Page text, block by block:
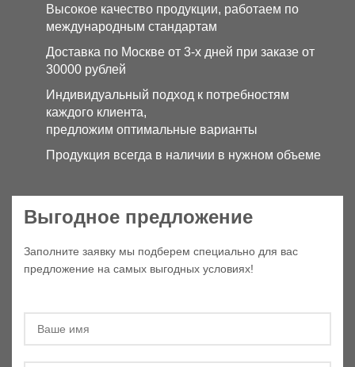
Высокое качество продукции, работаем по
международным стандартам
Доставка по Москве от 3-х дней при заказе от
30000 рублей
Индивидуальный подход к потребностям
каждого клиента,
предложим оптимальные варианты
Продукция всегда в наличии в нужном объеме
Выгодное предложение
Заполните заявку мы подберем специально для вас
предложение на самых выгодных условиях!